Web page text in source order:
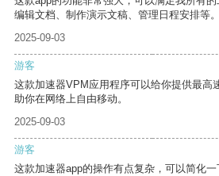
编辑文档、制作演示文稿、管理日程安排等。
2025-09-03
游客
这款加速器VPM应用程序可以给你提供最高
助你在网络上自由移动。
2025-09-03
游客
这款加速器app的操作有点复杂，可以简化